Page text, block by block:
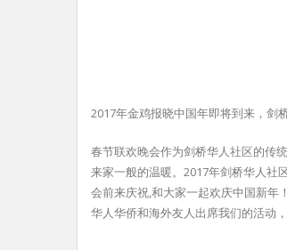
2017年金鸡报晓中国年即将到来，剑
春节联欢晚会作为剑桥华人社区的传
来家一般的温暖。2017年剑桥华人社
会前来庆祝,和大家一起欢庆中国新年
华人华侨和海外友人出席我们的活动